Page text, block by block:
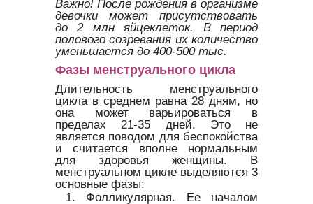
Важно! После рождения в организме
девочки может присутствовать
до 2 млн яйцеклеток. В период
полового созревания их количество
уменьшается до 400-500 тыс.
Фазы менструального цикла
Длительность менструального
цикла в среднем равна 28 дням, но
она может варьироваться в
пределах 21-35 дней. Это не
является поводом для беспокойства
и считается вполне нормальным
для здоровья женщины. В
менструальном цикле выделяются 3
основные фазы:
Фолликулярная. Ее началом